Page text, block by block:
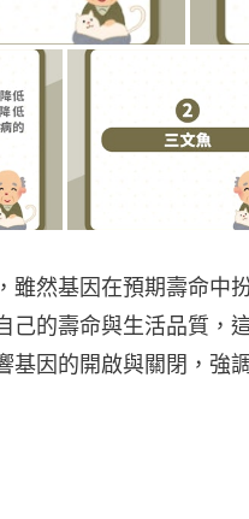
己的壽命與生活品質，
基因的開啟與關閉，強